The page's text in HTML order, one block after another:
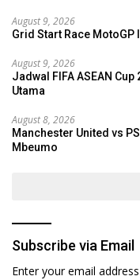
August 9, 2026
Grid Start Race
August 9, 2026
Jadwal FIFA ASEAN
Utama
August 8, 2026
Manchester United vs
Mbeumo
Subscribe via Email
Enter your email